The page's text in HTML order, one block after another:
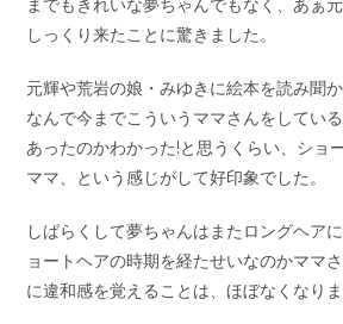
までもきれいな夢ちゃんでもなく、あぁ
しっくり来たことに驚きました。
元輝や荒岩の娘・みゆきに絵本を読み聞
なんで今までこういうママさんをしてい
あったのかわかった!と思うくらい、ショ
ママ、という感じがして好印象でした。
しばらくして夢ちゃんはまたロングヘア
ョートヘアの時期を経たせいなのかママ
に違和感を覚えることは、ほぼなくなりま